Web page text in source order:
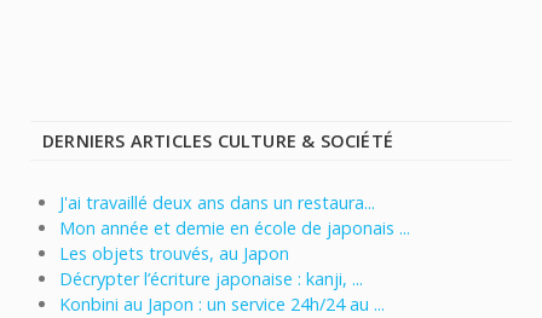
DERNIERS ARTICLES CULTURE & SOCIÉTÉ
J'ai travaillé deux ans dans un restaura...
Mon année et demie en école de japonais ...
Les objets trouvés, au Japon
Décrypter l’écriture japonaise : kanji, ...
Konbini au Japon : un service 24h/24 au ...